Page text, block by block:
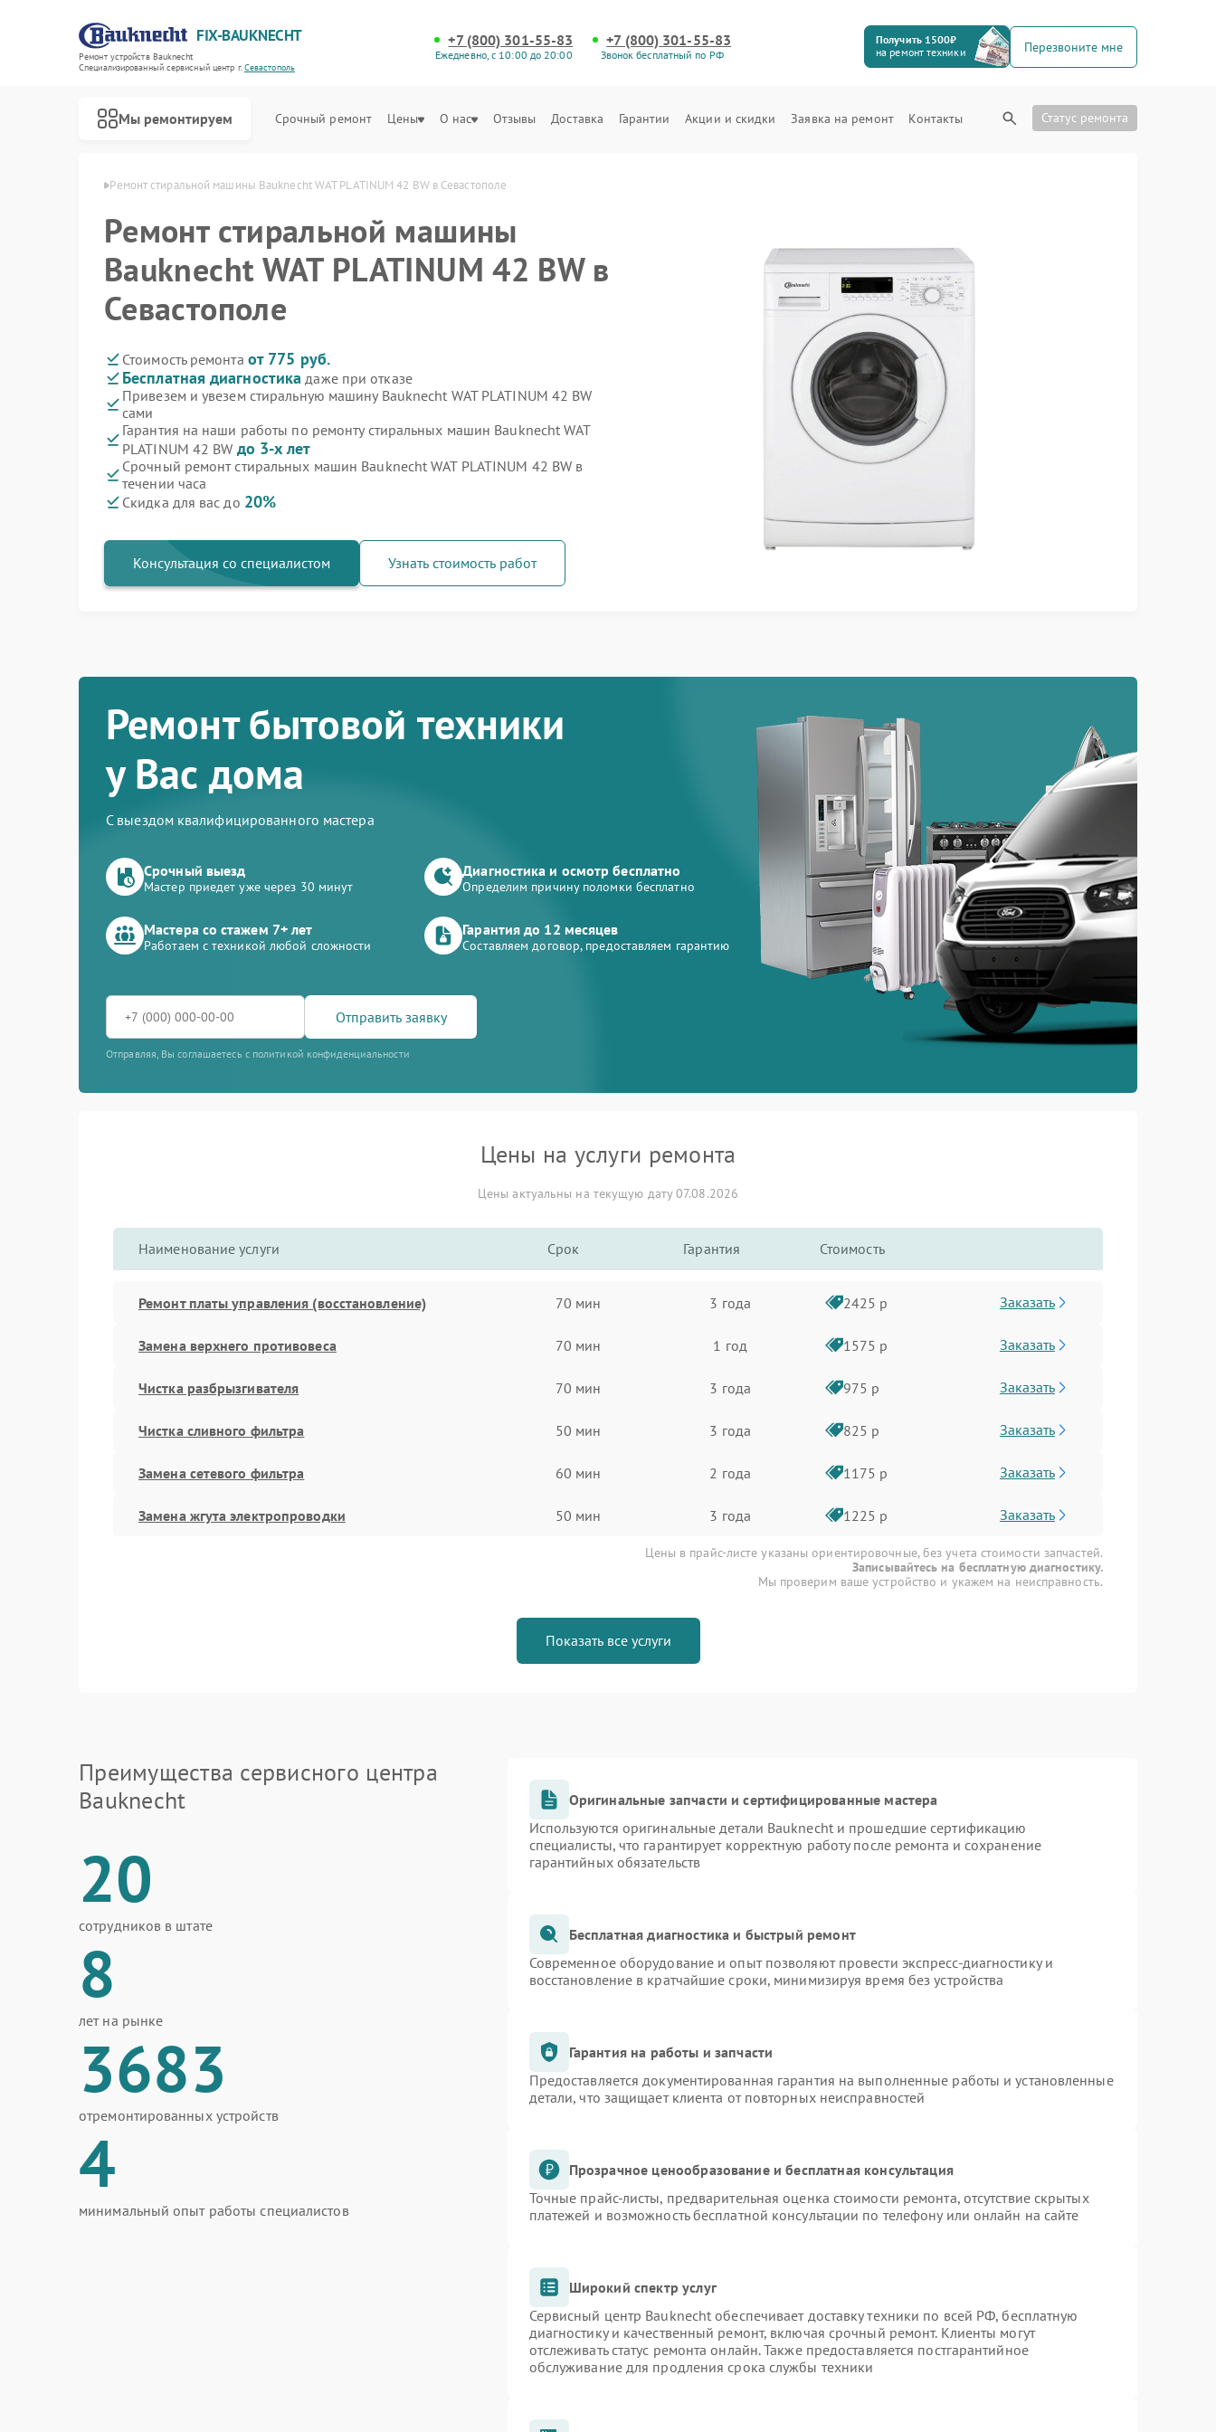
FIX-BAUKNECHT
Ремонт устройств Bauknecht
Специализированный cервисный центр г.Севастополь
+7 (800) 301-55-83
Ежедневно, с 10:00 до 20:00
+7 (800) 301-55-83
Звонок бесплатный по РФ
Получить 1500₽
на ремонт техники
Перезвоните мне
Мы ремонтируем Срочный ремонт Цены О нас Отзывы Доставка Гарантии Акции и скидки Заявка на ремонт Контакты Статус ремонта
в Севастополе Ремонт стиральной машины Bauknecht WAT PLATINUM 42 BW в Севастополе
Ремонт стиральной машины
Bauknecht WAT PLATINUM 42 BW в
Севастополе
Стоимость ремонта от 775 руб.
Бесплатная диагностика даже при отказе
Привезем и увезем стиральную машину Bauknecht WAT PLATINUM 42 BW
сами
Гарантия на наши работы по ремонту стиральных машин Bauknecht WAT
PLATINUM 42 BW до 3-х лет
Срочный ремонт стиральных машин Bauknecht WAT PLATINUM 42 BW в
течении часа
Скидка для вас до 20%
Консультация со специалистом Узнать стоимость работ
Ремонт бытовой техники
у Вас дома
С выездом квалифицированного мастера
Срочный выезд
Мастер приедет уже через 30 минут
Диагностика и осмотр бесплатно
Определим причину поломки бесплатно
Мастера со стажем 7+ лет
Работаем с техникой любой сложности
Гарантия до 12 месяцев
Составляем договор, предоставляем гарантию
Отправить заявку
Отправляя, Вы соглашаетесь с политикой конфиденциальности
Цены на услуги ремонта
Цены актуальны на текущую дату 07.08.2026
Наименование услуги Срок Гарантия Стоимость
Ремонт платы управления (восстановление) 70 мин 3 года 2425 р Заказать
Замена верхнего противовеса 70 мин 1 год 1575 р Заказать
Чистка разбрызгивателя 70 мин 3 года 975 р Заказать
Чистка сливного фильтра 50 мин 3 года 825 р Заказать
Замена сетевого фильтра 60 мин 2 года 1175 р Заказать
Замена жгута электропроводки 50 мин 3 года 1225 р Заказать
Цены в прайс-листе указаны ориентировочные, без учета стоимости запчастей.
Записывайтесь на бесплатную диагностику.
Мы проверим ваше устройство и укажем на неисправность.
Показать все услуги
Преимущества сервисного центра
Bauknecht
20
сотрудников в штате
8
лет на рынке
3683
отремонтированных устройств
4
минимальный опыт работы специалистов
Оригинальные запчасти и сертифицированные мастера
Используются оригинальные детали Bauknecht и прошедшие сертификацию
специалисты, что гарантирует корректную работу после ремонта и сохранение
гарантийных обязательств
Бесплатная диагностика и быстрый ремонт
Современное оборудование и опыт позволяют провести экспресс-диагностику и
восстановление в кратчайшие сроки, минимизируя время без устройства
Гарантия на работы и запчасти
Предоставляется документированная гарантия на выполненные работы и установленные
детали, что защищает клиента от повторных неисправностей
Прозрачное ценообразование и бесплатная консультация
Точные прайс-листы, предварительная оценка стоимости ремонта, отсутствие скрытых
платежей и возможность бесплатной консультации по телефону или онлайн на сайте
Широкий спектр услуг
Сервисный центр Bauknecht обеспечивает доставку техники по всей РФ, бесплатную
диагностику и качественный ремонт, включая срочный ремонт. Клиенты могут
отслеживать статус ремонта онлайн. Также предоставляется постгарантийное
обслуживание для продления срока службы техники